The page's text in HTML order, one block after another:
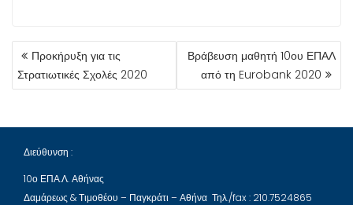
ΠΛΟΉΓΗΣΗ
ΆΡΘΡΩΝ
Προκήρυξη για τις
Στρατιωτικές Σχολές 2020
Βράβευση μαθητή 10ου ΕΠΑΛ
από τη Eurobank 2020
Διεύθυνση :
10ο ΕΠΑ.Λ. Αθήνας
Δαμάρεως & Τιμοθέου – Παγκράτι – Αθήνα Τηλ./fax : 210.7524865